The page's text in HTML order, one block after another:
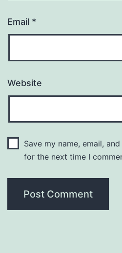
Email *
Website
Save my name, email,
for the next time I